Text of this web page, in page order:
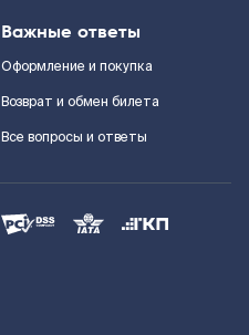
Важные ответы
Оформление и покупка
Возврат и обмен билета
Все вопросы и ответы